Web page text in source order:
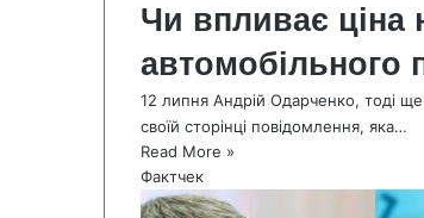
Чи впливає ціна
автомобільного
12 липня Андрій Одарченко, тоді
своїй сторінці повідомлення, яка…
Read More »
Фактчек